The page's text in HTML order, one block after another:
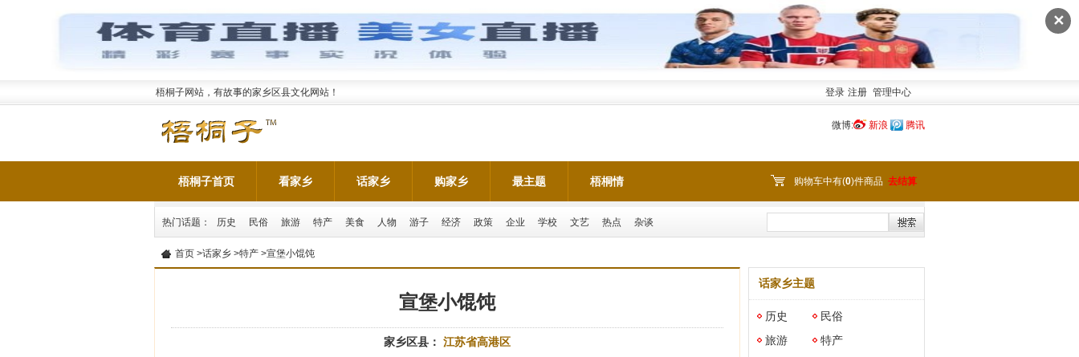
✕
梧桐子网站，有故事的家乡区县文化网站！ 登录 注册 管理中心
微博: 新浪 腾讯
梧桐子首页 看家乡 话家乡 购家乡 最主题 梧桐情 购物车中有(0)件商品 去结算
热门话题： 历史 民俗 旅游 特产 美食 人物 游子 经济 政策 企业 学校 文艺 热点 杂谈
首页 >话家乡 >特产 >宣堡小馄饨
宣堡小馄饨
家乡区县： 江苏省高港区
话家乡主题
历史
民俗
旅游
特产